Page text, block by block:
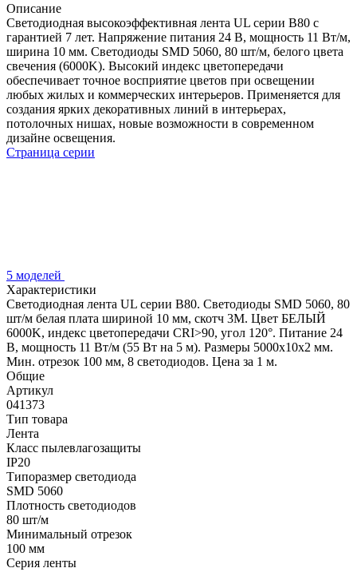
Описание
Светодиодная высокоэффективная лента UL серии B80 с
гарантией 7 лет. Напряжение питания 24 В, мощность 11 Вт/м,
ширина 10 мм. Светодиоды SMD 5060, 80 шт/м, белого цвета
свечения (6000K). Высокий индекс цветопередачи
обеспечивает точное восприятие цветов при освещении
любых жилых и коммерческих интерьеров. Применяется для
создания ярких декоративных линий в интерьерах,
потолочных нишах, новые возможности в современном
дизайне освещения.
Страница серии
5 моделей
Характеристики
Светодиодная лента UL серии B80. Светодиоды SMD 5060, 80
шт/м белая плата шириной 10 мм, скотч 3M. Цвет БЕЛЫЙ
6000K, индекс цветопередачи CRI>90, угол 120°. Питание 24
В, мощность 11 Вт/м (55 Вт на 5 м). Размеры 5000x10x2 мм.
Мин. отрезок 100 мм, 8 светодиодов. Цена за 1 м.
Общие
Артикул
041373
Тип товара
Лента
Класс пылевлагозащиты
IP20
Типоразмер светодиода
SMD 5060
Плотность светодиодов
80 шт/м
Минимальный отрезок
100 мм
Серия ленты